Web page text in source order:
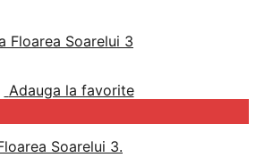
Adauga la favorite
Soarelui 3.